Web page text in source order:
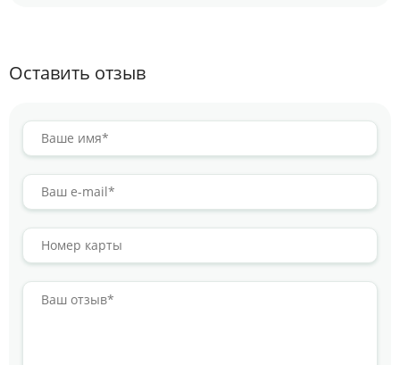
Оставить отзыв